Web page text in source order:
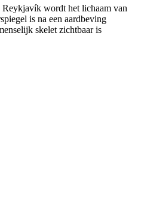
Reykjavík wordt het lichaam van
is na een aardbeving
skelet zichtbaar is